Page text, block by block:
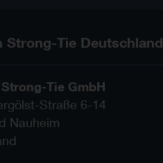
Strong-Tie Deutschland
Tie GmbH
Straße 6-14
Nauheim